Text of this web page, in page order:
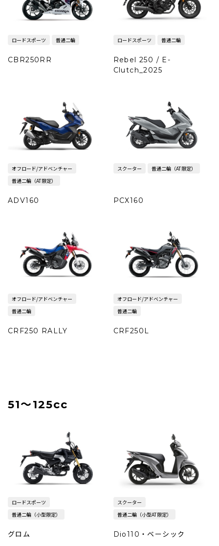
ロードスポーツ 普通二輪
CBR250RR
ロードスポーツ 普通二輪
Rebel 250 / E-
Clutch_2025
オフロード/アドベンチャー
普通二輪（AT限定）
ADV160
スクーター 普通二輪（AT限定）
PCX160
オフロード/アドベンチャー
普通二輪
CRF250 RALLY
オフロード/アドベンチャー
普通二輪
CRF250L
51〜125cc
ロードスポーツ
普通二輪（小型限定）
グロム
スクーター
普通二輪（小型AT限定）
Dio110・ベーシック